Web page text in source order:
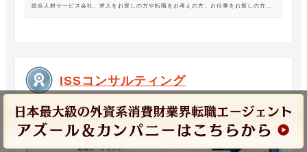
総合人材サービス会社。求人をお探しの方や転職をお考えの方、お仕事をお探しの方に
ISSコンサルティング